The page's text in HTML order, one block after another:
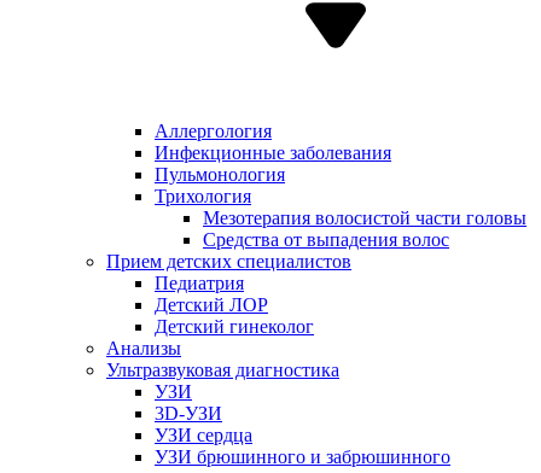
Аллергология
Инфекционные заболевания
Пульмонология
Трихология
Мезотерапия волосистой части головы
Средства от выпадения волос
Прием детских специалистов
Педиатрия
Детский ЛОР
Детский гинеколог
Анализы
Ультразвуковая диагностика
УЗИ
3D-УЗИ
УЗИ сердца
УЗИ брюшинного и забрюшинного